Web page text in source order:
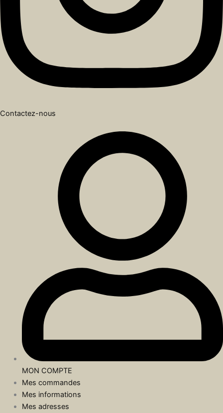
Contactez-nous
MON COMPTE
Mes commandes
Mes informations
Mes adresses